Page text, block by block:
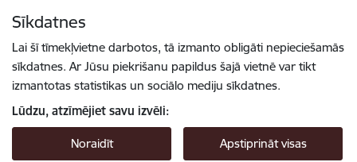
Sīkdatnes
Lai šī tīmekļvietne darbotos, tā izmanto obligāti nepieciešamās
sīkdatnes. Ar Jūsu piekrišanu papildus šajā vietnē var tikt
izmantotas statistikas un sociālo mediju sīkdatnes.
Lūdzu, atzīmējiet savu izvēli:
Noraidīt Apstiprināt visas